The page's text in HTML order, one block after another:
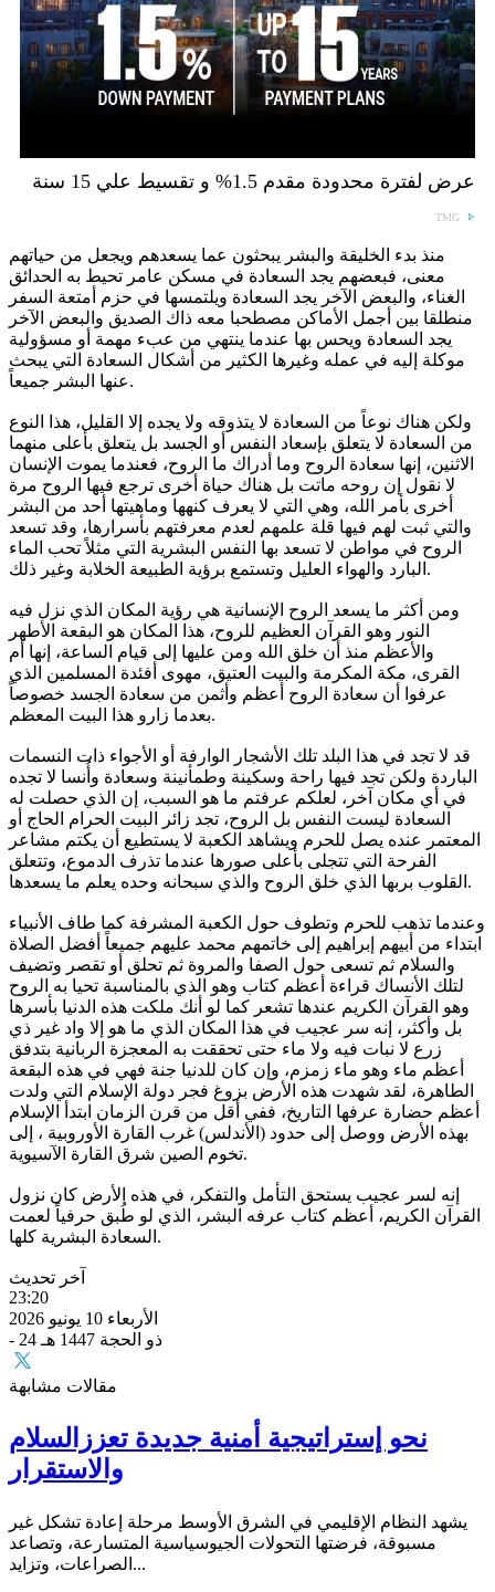
عرض لفترة محدودة مقدم 1.5% و تقسيط علي 15 سنة
TMG
منذ بدء الخليقة والبشر يبحثون عما يسعدهم ويجعل من حياتهم
معنى، فبعضهم يجد السعادة في مسكن عامر تحيط به الحدائق
الغناء، والبعض الآخر يجد السعادة ويلتمسها في حزم أمتعة السفر
منطلقا بين أجمل الأماكن مصطحبا معه ذاك الصديق والبعض الآخر
يجد السعادة ويحس بها عندما ينتهي من عبء مهمة أو مسؤولية
موكلة إليه في عمله وغيرها الكثير من أشكال السعادة التي يبحث
عنها البشر جميعاً.
ولكن هناك نوعاً من السعادة لا يتذوقه ولا يجده إلا القليل، هذا النوع
من السعادة لا يتعلق بإسعاد النفس أو الجسد بل يتعلق بأعلى منهما
الاثنين، إنها سعادة الروح وما أدراك ما الروح، فعندما يموت الإنسان
لا نقول إن روحه ماتت بل هناك حياة أخرى ترجع فيها الروح مرة
أخرى بأمر الله، وهي التي لا يعرف كنهها وماهيتها أحد من البشر
والتي ثبت لهم فيها قلة علمهم لعدم معرفتهم بأسرارها، وقد تسعد
الروح في مواطن لا تسعد بها النفس البشرية التي مثلاً تحب الماء
البارد والهواء العليل وتستمع برؤية الطبيعة الخلابة وغير ذلك.
ومن أكثر ما يسعد الروح الإنسانية هي رؤية المكان الذي نزل فيه
النور وهو القرآن العظيم للروح، هذا المكان هو البقعة الأطهر
والأعظم منذ أن خلق الله ومن عليها إلى قيام الساعة، إنها أم
القرى، مكة المكرمة والبيت العتيق، مهوى أفئدة المسلمين الذي
عرفوا أن سعادة الروح أعظم وأثمن من سعادة الجسد خصوصاً
بعدما زارو هذا البيت المعظم.
قد لا تجد في هذا البلد تلك الأشجار الوارفة أو الأجواء ذات النسمات
الباردة ولكن تجد فيها راحة وسكينة وطمأنينة وسعادة وأُنسا لا تجده
في أي مكان آخر، لعلكم عرفتم ما هو السبب، إن الذي حصلت له
السعادة ليست النفس بل الروح، تجد زائر البيت الحرام الحاج أو
المعتمر عنده يصل للحرم ويشاهد الكعبة لا يستطيع أن يكتم مشاعر
الفرحة التي تتجلى بأعلى صورها عندما تذرف الدموع، وتتعلق
القلوب بربها الذي خلق الروح والذي سبحانه وحده يعلم ما يسعدها.
وعندما تذهب للحرم وتطوف حول الكعبة المشرفة كما طاف الأنبياء
ابتداء من أبيهم إبراهيم إلى خاتمهم محمد عليهم جميعاً أفضل الصلاة
والسلام ثم تسعى حول الصفا والمروة ثم تحلق أو تقصر وتضيف
لتلك الأنساك قراءة أعظم كتاب وهو الذي بالمناسبة تحيا به الروح
وهو القرآن الكريم عندها تشعر كما لو أنك ملكت هذه الدنيا بأسرها
بل وأكثر، إنه سر عجيب في هذا المكان الذي ما هو إلا واد غير ذي
زرع لا نبات فيه ولا ماء حتى تحققت به المعجزة الربانية بتدفق
أعظم ماء وهو ماء زمزم، وإن كان للدنيا جنة فهي في هذه البقعة
الطاهرة، لقد شهدت هذه الأرض بزوغ فجر دولة الإسلام التي ولدت
أعظم حضارة عرفها التاريخ، ففي أقل من قرن الزمان ابتدأ الإسلام
بهذه الأرض ووصل إلى حدود (الأندلس) غرب القارة الأوروبية ، إلى
تخوم الصين شرق القارة الآسيوية.
إنه لسر عجيب يستحق التأمل والتفكر، في هذه الأرض كان نزول
القرآن الكريم، أعظم كتاب عرفه البشر، الذي لو طُبق حرفياً لعمت
السعادة البشرية كلها.
آخر تحديث
23:20
الأربعاء 10 يونيو 2026
- 24 ذو الحجة 1447 هـ
مقالات مشابهة
نحو إستراتيجية أمنية جديدة تعززالسلام
والاستقرار
يشهد النظام الإقليمي في الشرق الأوسط مرحلة إعادة تشكل غير
مسبوقة، فرضتها التحولات الجيوسياسية المتسارعة، وتصاعد
الصراعات، وتزايد...